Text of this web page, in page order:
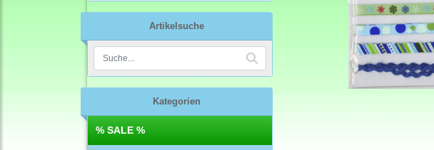
Artikelsuche
Kategorien
% SALE %